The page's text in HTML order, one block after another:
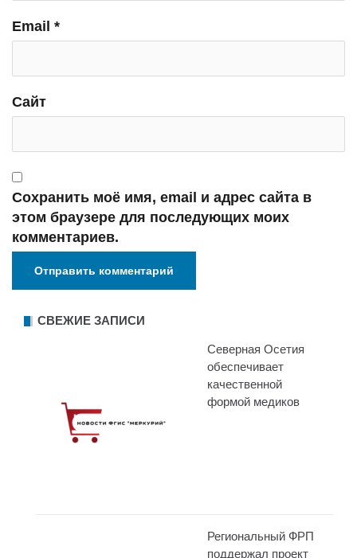
Email *
Сайт
Сохранить моё имя, email и адрес сайта в
этом браузере для последующих моих
комментариев.
СВЕЖИЕ ЗАПИСИ
Северная Осетия
обеспечивает
качественной
формой медиков
Региональный ФРП
поддержал проект